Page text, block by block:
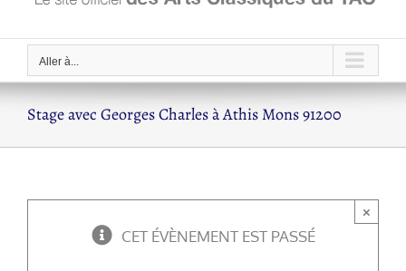
Aller à...
Stage avec Georges Charles à Athis Mons 91200
CET ÉVÈNEMENT EST PASSÉ
×